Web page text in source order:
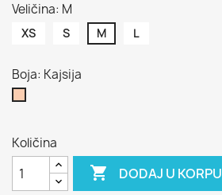
Veličina: M
XS S M L
Boja: Kajsija
Količina
 DODAJ U KORPU